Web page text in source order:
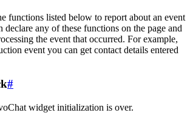
functions listed below to report about an event
declare any of these functions on the page and
the event that occurred. For example,
event you can get contact details entered
#
widget initialization is over.